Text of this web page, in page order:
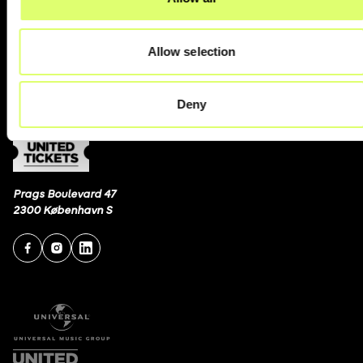
Allow selection
Deny
Prags Boulevard 47
2300 København S
Billetforsikring
Kontakt os